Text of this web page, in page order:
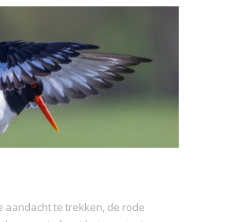
aandacht te trekken, de rode